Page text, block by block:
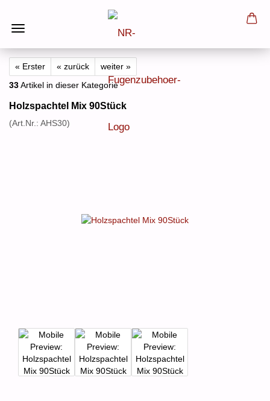
« Erster « zurück
weiter »
33Artikel in dieser Kategorie
Holzspachtel Mix 90Stück
(Art.Nr.: AHS30)